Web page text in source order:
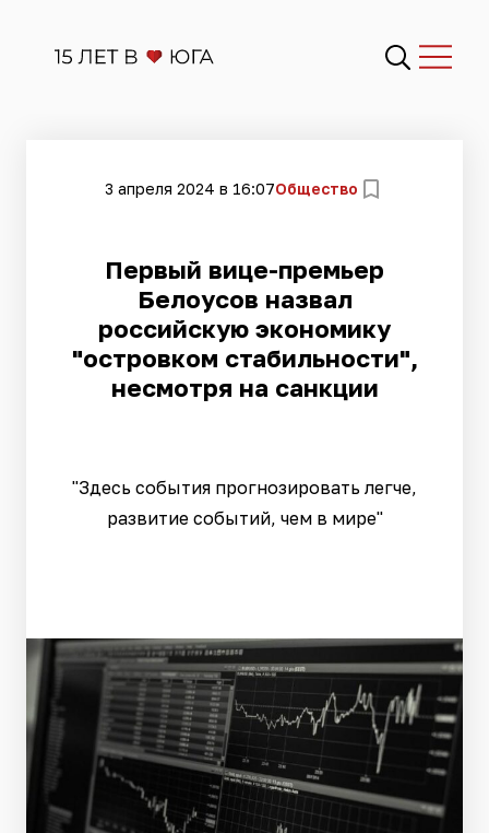
3 апреля 2024 в 16:07Общество
Первый вице-премьер
Белоусов назвал
российскую экономику
"островком стабильности",
несмотря на санкции
"Здесь события прогнозировать легче,
развитие событий, чем в мире"